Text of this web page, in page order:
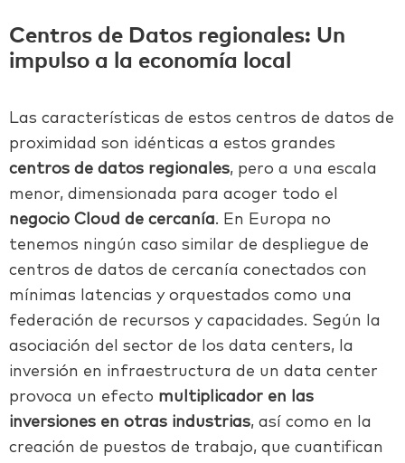
Centros de Datos regionales: Un
impulso a la economía local
Las características de estos centros de datos de
proximidad son idénticas a estos grandes
centros de datos regionales, pero a una escala
menor, dimensionada para acoger todo el
negocio Cloud de cercanía. En Europa no
tenemos ningún caso similar de despliegue de
centros de datos de cercanía conectados con
mínimas latencias y orquestados como una
federación de recursos y capacidades. Según la
asociación del sector de los data centers, la
inversión en infraestructura de un data center
provoca un efecto multiplicador en las
inversiones en otras industrias, así como en la
creación de puestos de trabajo, que cuantifican